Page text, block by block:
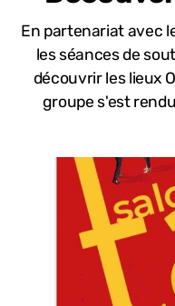
En partenariat avec
les séances de
découvrir les lieux
groupe s'est